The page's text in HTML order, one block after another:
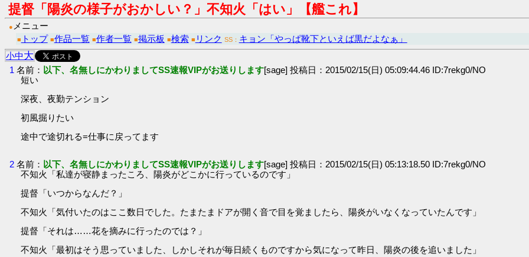
提督「陽炎の様子がおかしい？」不知火「はい」【艦これ】
● メニュー
■ トップ ■作品一覧 ■作者一覧 ■掲示板 ■検索 ■ リンク SS： キョン「やっぱ靴下といえば黒だよなぁ」
小中大
1 名前： 以下、名無しにかわりましてSS速報VIPがお送りします[sage] 投稿日：2015/02/15(日) 05:09:44.46 ID:7rekg0/NO
短い
深夜、夜勤テンション
初風掘りたい
途中で途切れる=仕事に戻ってます
2 名前： 以下、名無しにかわりましてSS速報VIPがお送りします[sage] 投稿日：2015/02/15(日) 05:13:18.50 ID:7rekg0/NO
不知火「私達が寝静まったころ、陽炎がどこかに行っているのです」
提督「いつからなんだ？」
不知火「気付いたのはここ数日でした。たまたまドアが開く音で目を覚ましたら、陽炎がいなくなっていたんです」
提督「それは……花を摘みに行ったのでは？」
不知火「最初はそう思っていました、しかしそれが毎日続くものですから気になって昨日、陽炎の後を追いました」